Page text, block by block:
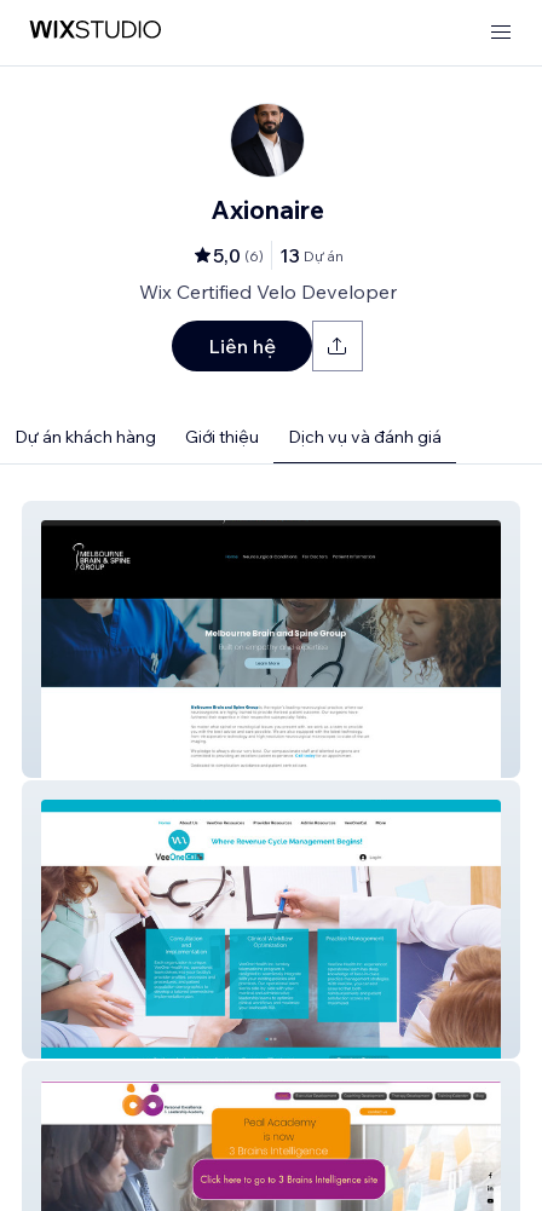
Axionaire
5,0 (6) 13 Dự án
Wix Certified Velo Developer
Liên hệ
Dự án khách hàng Giới thiệu Dịch vụ và đánh giá
Brainandspine Com Au
VeeOneCal